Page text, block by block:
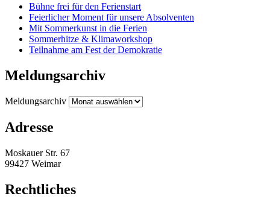
Bühne frei für den Ferienstart
Feierlicher Moment für unsere Absolventen
Mit Sommerkunst in die Ferien
Sommerhitze & Klimaworkshop
Teilnahme am Fest der Demokratie
Meldungsarchiv
Meldungsarchiv
Adresse
Moskauer Str. 67
99427 Weimar
Rechtliches